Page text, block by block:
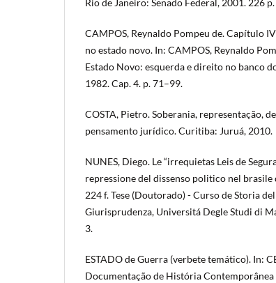
Rio de Janeiro: Senado Federal, 2001. 226 p.
CAMPOS, Reynaldo Pompeu de. Capítulo
no estado novo. In: CAMPOS, Reynaldo
Estado Novo: esquerda e direito no banco
1982. Cap. 4. p. 71–99.
COSTA, Pietro. Soberania, representação,
pensamento jurídico. Curitiba: Juruá, 2010.
NUNES, Diego. Le “irrequietas Leis de
repressione del dissenso politico nel brasile
224 f. Tese (Doutorado) - Curso de Storia
Giurisprudenza, Universitá Degle Studi di
3.
ESTADO de Guerra (verbete temático). In:
Documentação de História